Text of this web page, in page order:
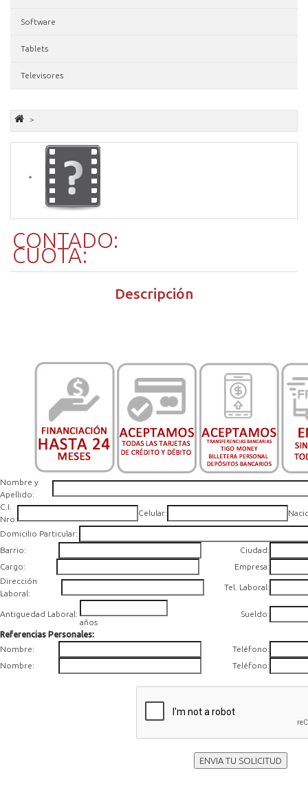
Software
Tablets
Televisores
CONTADO:
CUOTA:
Descripción
Nombre y
Apellido:
C.I.
Nro:
Celular:
Domicilio Particular:
Barrio:
Ciudad:
Cargo:
Empresa:
Dirección
Laboral:
Tel. Laboral:
Antiguedad Laboral:
años
Sueldo:
Referencias Personales:
Nombre:
Teléfono:
Nombre:
Teléfono:
ENVIA TU SOLICITUD